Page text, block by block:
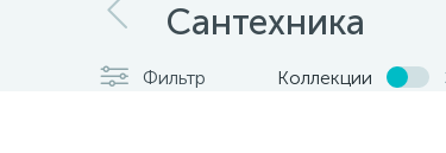
Сантехника
Фильтр Коллекции